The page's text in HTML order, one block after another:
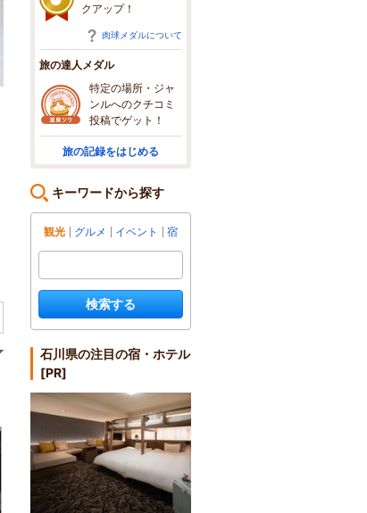
クアップ！
肉球メダルについて
旅の達人メダル
特定の場所・ジャ
ンルへのクチコミ
投稿でゲット！
旅の記録をはじめる
キーワードから探す
観光 グルメ イベント 宿
検索する
石川県の注目の宿・ホテル
[PR]